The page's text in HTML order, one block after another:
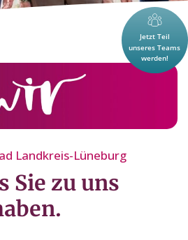
Landkreis-Lüneburg
Sie zu uns